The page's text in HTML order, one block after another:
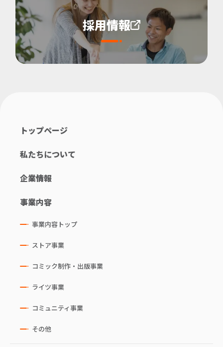
採用情報
トップページ
私たちについて
企業情報
事業内容
事業内容トップ
ストア事業
コミック制作・出版事業
ライツ事業
コミュニティ事業
その他